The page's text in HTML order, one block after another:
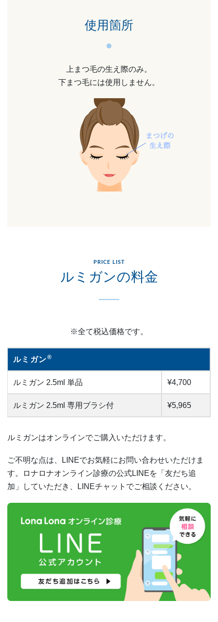
使用箇所
上まつ毛の生え際のみ。
下まつ毛には使用しません。
PRICE LIST
ルミガンの料金
※全て税込価格です。
ルミガン®
ルミガン 2.5ml 単品 ¥4,700
ルミガン 2.5ml 専用ブラシ付 ¥5,965
ルミガンはオンラインでご購入いただけます。
ご不明な点は、LINEでお気軽にお問い合わせいただけま
す。ロナロナオンライン診療の公式LINEを「友だち追
加」していただき、LINEチャットでご相談ください。